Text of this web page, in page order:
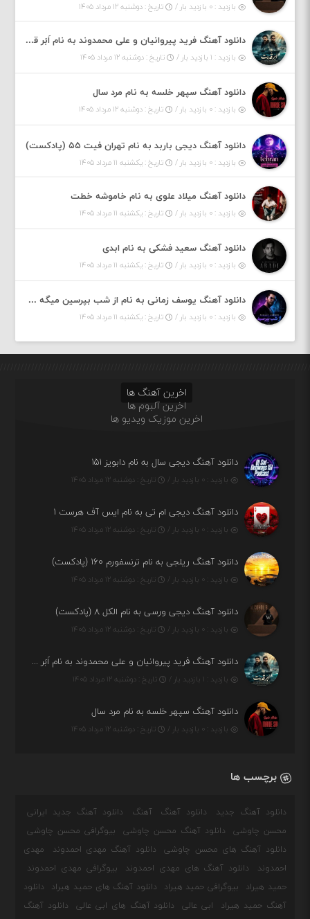
بازدید : ۰ بازدید بار / تاریخ : دوشنبه ۱۲ مرداد ۱۴۰۵
دانلود آهنگ فرید پیروانیان و علی محمدوند به نام اَبَر قدرت
بازدید : ۱ بازدید بار / تاریخ : دوشنبه ۱۲ مرداد ۱۴۰۵
دانلود آهنگ سپهر خلسه به نام مرد سال
بازدید : ۰ بازدید بار / تاریخ : دوشنبه ۱۲ مرداد ۱۴۰۵
دانلود آهنگ دیجی باربد به نام تهران فیت ۵۵ (پادکست)
بازدید : ۰ بازدید بار / تاریخ : یکشنبه ۱۱ مرداد ۱۴۰۵
دانلود آهنگ میلاد علوی به نام خاموشه خطت
بازدید : ۰ بازدید بار / تاریخ : یکشنبه ۱۱ مرداد ۱۴۰۵
دانلود آهنگ سعید فشکی به نام ابدی
بازدید : ۰ بازدید بار / تاریخ : یکشنبه ۱۱ مرداد ۱۴۰۵
دانلود آهنگ یوسف زمانی به نام از شب بپرسین میگه چه روزگاری دارم
بازدید : ۰ بازدید بار / تاریخ : یکشنبه ۱۱ مرداد ۱۴۰۵
اخرین آهنگ ها
اخرین آلبوم ها
اخرین موزیک ویدیو ها
دانلود آهنگ دیجی سال به نام دابویز ۱۵۱
بازدید : ۰ بازدید بار / تاریخ : دوشنبه ۱۲ مرداد ۱۴۰۵
دانلود آهنگ دیجی ام تی به نام ایس آف هرست ۱
بازدید : ۰ بازدید بار / تاریخ : دوشنبه ۱۲ مرداد ۱۴۰۵
دانلود آهنگ ریلجی به نام ترنسفورم ۱۶۰ (پادکست)
بازدید : ۰ بازدید بار / تاریخ : دوشنبه ۱۲ مرداد ۱۴۰۵
دانلود آهنگ دیجی ورسی به نام الکل ۸ (پادکست)
بازدید : ۰ بازدید بار / تاریخ : دوشنبه ۱۲ مرداد ۱۴۰۵
دانلود آهنگ فرید پیروانیان و علی محمدوند به نام اَبَر قدرت
بازدید : ۱ بازدید بار / تاریخ : دوشنبه ۱۲ مرداد ۱۴۰۵
دانلود آهنگ سپهر خلسه به نام مرد سال
بازدید : ۰ بازدید بار / تاریخ : دوشنبه ۱۲ مرداد ۱۴۰۵
برچسب ها
دانلود آهنگ جدید دانلود آهنگ آهنگ
دانلود آهنگ جدید ایرانی
محسن چاوشی
دانلود آهنگ محسن چاوشی
بیوگرافی محسن چاوشی
دانلود آهنگ های محسن چاوشی
دانلود آهنگ مهدی احمدوند
مهدی
احمدوند
دانلود آهنگ های مهدی احمدوند
بیوگرافی مهدی احمدوند
حمید هیراد
بیوگرافی حمید هیراد دانلود آهنگ های حمید هیراد
دانلود
آهنگ حمید هیراد
ابی عالی دانلود آهنگ های ابی عالی دانلود آهنگ